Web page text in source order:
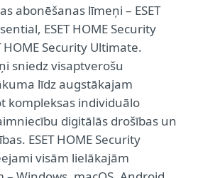
abonēšanas līmeņi – ESET
ESET HOME Security
HOME Security Ultimate.
sniedz visaptverošu
līdz augstākajam
kompleksas individuālo
digitālās drošības un
ESET HOME Security
visām lielākajām